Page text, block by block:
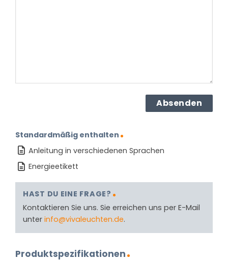
Standardmäßig enthalten
Anleitung in verschiedenen Sprachen
Energieetikett
HAST DU EINE FRAGE?
Kontaktieren Sie uns. Sie erreichen uns per E-Mail
unter info@vivaleuchten.de.
Produktspezifikationen